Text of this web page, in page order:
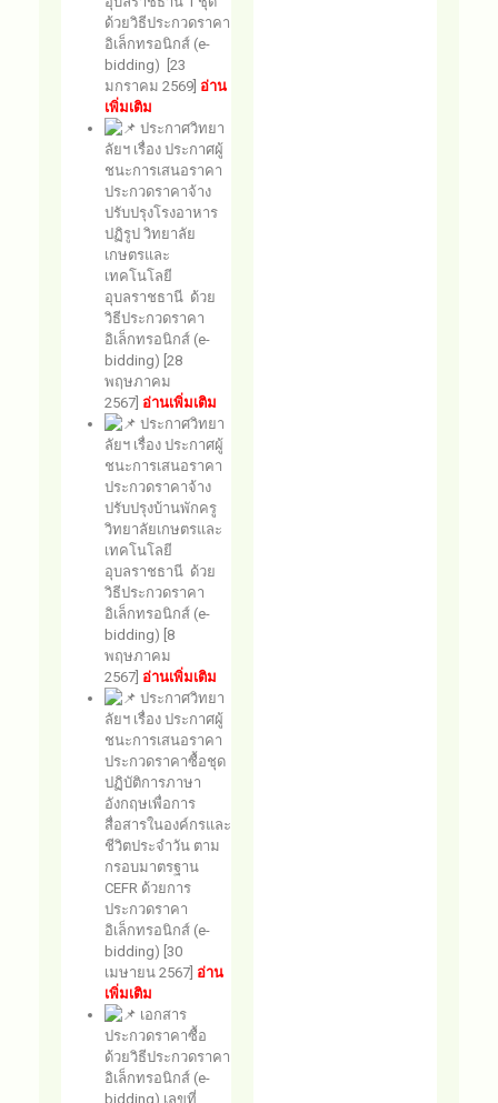
ด้วยวิธีประกวดราคา
อิเล็กทรอนิกส์ (e-
bidding) [23
มกราคม 2569] อ่าน
เพิ่มเติม
ประกาศวิทยา
ลัยฯ เรื่อง ประกาศผู้
ชนะการเสนอราคา
ประกวดราคาจ้าง
ปรับปรุงโรงอาหาร
ปฏิรูป วิทยาลัย
เกษตรและ
เทคโนโลยี
อุบลราชธานี ด้วย
วิธีประกวดราคา
อิเล็กทรอนิกส์ (e-
bidding) [28
พฤษภาคม
2567] อ่านเพิ่มเติม
ประกาศวิทยา
ลัยฯ เรื่อง ประกาศผู้
ชนะการเสนอราคา
ประกวดราคาจ้าง
ปรับปรุงบ้านพักครู
วิทยาลัยเกษตรและ
เทคโนโลยี
อุบลราชธานี ด้วย
วิธีประกวดราคา
อิเล็กทรอนิกส์ (e-
bidding) [8
พฤษภาคม
2567] อ่านเพิ่มเติม
ประกาศวิทยา
ลัยฯ เรื่อง ประกาศผู้
ชนะการเสนอราคา
ประกวดราคาซื้อชุด
ปฏิบัติการภาษา
อังกฤษเพื่อการ
สื่อสารในองค์กรและ
ชีวิตประจำวัน ตาม
กรอบมาตรฐาน
CEFR ด้วยการ
ประกวดราคา
อิเล็กทรอนิกส์ (e-
bidding) [30
เมษายน 2567] อ่าน
เพิ่มเติม
เอกสาร
ประกวดราคาซื้อ
ด้วยวิธีประกวดราคา
อิเล็กทรอนิกส์ (e-
bidding) เลขที่